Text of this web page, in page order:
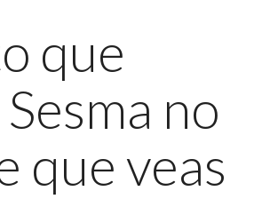
que
no
que veas